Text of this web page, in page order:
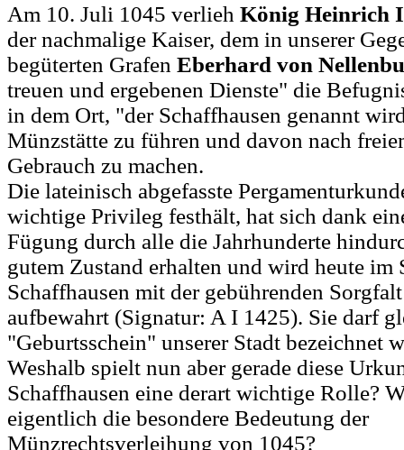
Am 10. Juli 1045 verlieh König Heinrich
der nachmalige Kaiser, dem in unserer
begüterten Grafen Eberhard von
treuen und ergebenen Dienste" die
in dem Ort, "der Schaffhausen genannt
Münzstätte zu führen und davon nach
Gebrauch zu machen.
Die lateinisch abgefasste
wichtige Privileg festhält, hat sich dank
Fügung durch alle die Jahrhunderte
gutem Zustand erhalten und wird heute im
Schaffhausen mit der gebührenden
aufbewahrt (Signatur: A I 1425). Sie darf
"Geburtsschein" unserer Stadt bezeichnet
Weshalb spielt nun aber gerade diese
Schaffhausen eine derart wichtige Rolle?
eigentlich die besondere Bedeutung der
Münzrechtsverleihung von 1045?